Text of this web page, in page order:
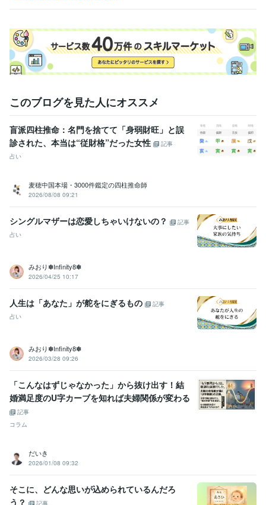
基本のやり取りはこちらのお取引からお願い致します。
このブログを見た人にオススメ
盲派四柱推命：名門を捨てて「身弱財旺」と誤
診された、本当は“従財格”だった女性
記事
占い
麦穂中国本場・3000件鑑定の四柱推命師
2026/08/08 09:21
シングルマザーは恋愛しちゃいけないの？
記事
占い
みおり✽Infinity8✽
2026/04/25 10:17
人生は「あなた」が舵をにぎるもの
記事
占い
みおり✽Infinity8✽
2026/03/28 09:26
「こんなはずじゃなかった」から抜け出す！結
婚満足度のU字カーブを知れば夫婦関係が変わる
記事
コラム
だいき
2026/01/08 09:32
そこに、どんな思いが込められているんだろ
う？
記事